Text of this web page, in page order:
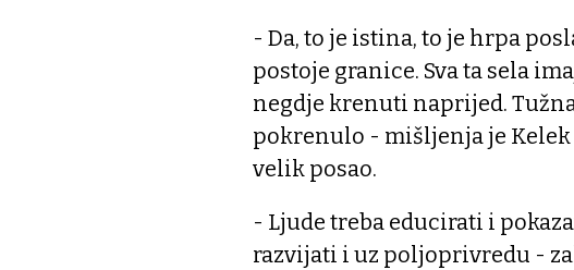
- Da, to je istina, to je hrpa
postoje granice. Sva ta sela
negdje krenuti naprijed.
pokrenulo - mišljenja je
velik posao.
- Ljude treba educirati i
razvijati i uz poljoprivredu -